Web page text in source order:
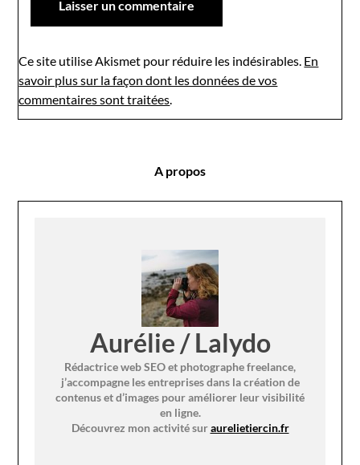
Ce site utilise Akismet pour réduire les indésirables. En
savoir plus sur la façon dont les données de vos
commentaires sont traitées.
A propos
Aurélie / Lalydo
Rédactrice web SEO et photographe freelance,
j’accompagne les entreprises dans la création de
contenus et d’images pour améliorer leur visibilité
en ligne.
Découvrez mon activité suraurelietiercin.fr